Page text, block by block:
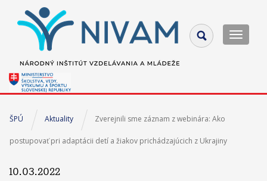
Toggle
ŠPÚ Aktuality Zverejnili sme záznam z webinára: Ako
postupovať pri adaptácii detí a žiakov prichádzajúcich z Ukrajiny
10.03.2022